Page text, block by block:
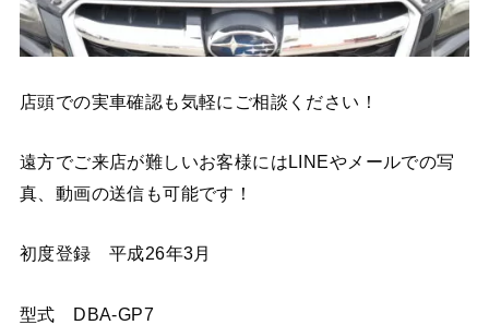
店頭での実車確認も気軽にご相談ください！
遠方でご来店が難しいお客様にはLINEやメールでの写
真、動画の送信も可能です！
初度登録 平成26年3月
型式 DBA-GP7